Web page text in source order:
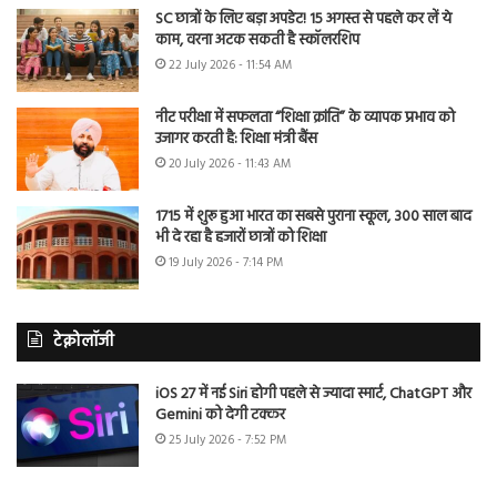
SC छात्रों के लिए बड़ा अपडेट! 15 अगस्त से पहले कर लें ये
काम, वरना अटक सकती है स्कॉलरशिप
22 July 2026 - 11:54 AM
नीट परीक्षा में सफलता “शिक्षा क्रांति” के व्यापक प्रभाव को
उजागर करती है: शिक्षा मंत्री बैंस
20 July 2026 - 11:43 AM
1715 में शुरू हुआ भारत का सबसे पुराना स्कूल, 300 साल बाद
भी दे रहा है हजारों छात्रों को शिक्षा
19 July 2026 - 7:14 PM
टेक्नोलॉजी
iOS 27 में नई Siri होगी पहले से ज्यादा स्मार्ट, ChatGPT और
Gemini को देगी टक्कर
25 July 2026 - 7:52 PM